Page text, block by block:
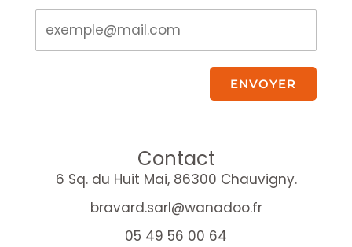
ENVOYER
Contact
6 Sq. du Huit Mai, 86300 Chauvigny.
bravard.sarl@wanadoo.fr
05 49 56 00 64